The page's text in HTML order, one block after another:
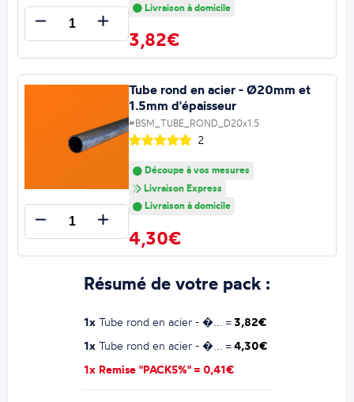
Livraison à domicile
3,82€
Tube rond en acier - Ø20mm et
1.5mm d'épaisseur
#BSM_TUBE_ROND_D20x1.5
2
Découpe à vos mesures
Livraison Express
Livraison à domicile
4,30€
Résumé de votre pack :
1x Tube rond en acier - �... = 3,82€
1x Tube rond en acier - �... =4,30€
1x Remise "PACK5%" = 0,41€